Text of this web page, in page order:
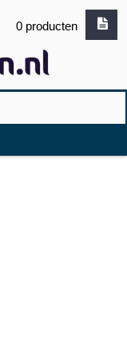
0 producten